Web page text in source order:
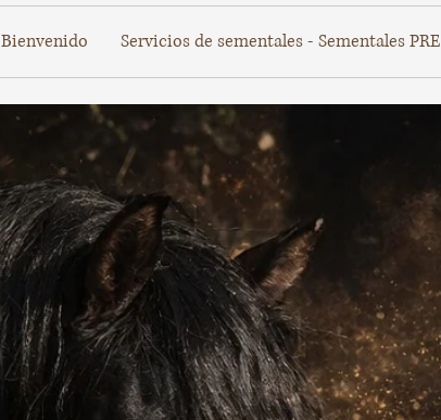
Bienvenido Servicios de sementales - Sementales PRE